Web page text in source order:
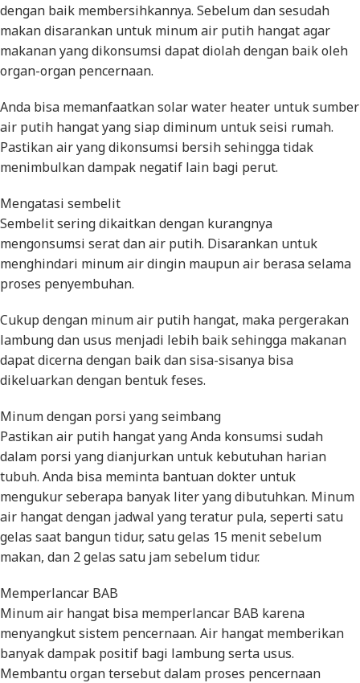
dengan baik membersihkannya. Sebelum dan sesudah
makan disarankan untuk minum air putih hangat agar
makanan yang dikonsumsi dapat diolah dengan baik oleh
organ-organ pencernaan.
Anda bisa memanfaatkan solar water heater untuk sumber
air putih hangat yang siap diminum untuk seisi rumah.
Pastikan air yang dikonsumsi bersih sehingga tidak
menimbulkan dampak negatif lain bagi perut.
Mengatasi sembelit
Sembelit sering dikaitkan dengan kurangnya
mengonsumsi serat dan air putih. Disarankan untuk
menghindari minum air dingin maupun air berasa selama
proses penyembuhan.
Cukup dengan minum air putih hangat, maka pergerakan
lambung dan usus menjadi lebih baik sehingga makanan
dapat dicerna dengan baik dan sisa-sisanya bisa
dikeluarkan dengan bentuk feses.
Minum dengan porsi yang seimbang
Pastikan air putih hangat yang Anda konsumsi sudah
dalam porsi yang dianjurkan untuk kebutuhan harian
tubuh. Anda bisa meminta bantuan dokter untuk
mengukur seberapa banyak liter yang dibutuhkan. Minum
air hangat dengan jadwal yang teratur pula, seperti satu
gelas saat bangun tidur, satu gelas 15 menit sebelum
makan, dan 2 gelas satu jam sebelum tidur.
Memperlancar BAB
Minum air hangat bisa memperlancar BAB karena
menyangkut sistem pencernaan. Air hangat memberikan
banyak dampak positif bagi lambung serta usus.
Membantu organ tersebut dalam proses pencernaan